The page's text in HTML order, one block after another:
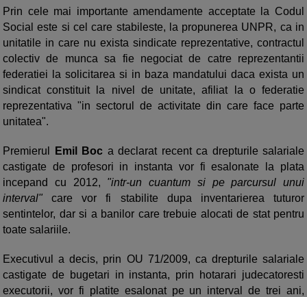
Prin cele mai importante amendamente acceptate la Codul
Social este si cel care stabileste, la propunerea UNPR, ca in
unitatile in care nu exista sindicate reprezentative, contractul
colectiv de munca sa fie negociat de catre reprezentantii
federatiei la solicitarea si in baza mandatului daca exista un
sindicat constituit la nivel de unitate, afiliat la o federatie
reprezentativa "in sectorul de activitate din care face parte
unitatea".
Premierul Emil Boc a declarat recent ca drepturile salariale
castigate de profesori in instanta vor fi esalonate la plata
incepand cu 2012, "intr-un cuantum si pe parcursul unui
interval" care vor fi stabilite dupa inventarierea tuturor
sentintelor, dar si a banilor care trebuie alocati de stat pentru
toate salariile.
Executivul a decis, prin OU 71/2009, ca drepturile salariale
castigate de bugetari in instanta, prin hotarari judecatoresti
executorii, vor fi platite esalonat pe un interval de trei ani,